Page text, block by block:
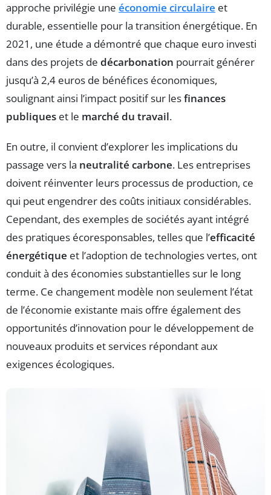
approche privilégie une économie circulaire et
durable, essentielle pour la transition énergétique. En
2021, une étude a démontré que chaque euro investi
dans des projets de décarbonation pourrait générer
jusqu’à 2,4 euros de bénéfices économiques,
soulignant ainsi l’impact positif sur lesfinances
publiques et le marché du travail.
En outre, il convient d’explorer les implications du
passage vers la neutralité carbone. Les entreprises
doivent réinventer leurs processus de production, ce
qui peut engendrer des coûts initiaux considérables.
Cependant, des exemples de sociétés ayant intégré
des pratiques écoresponsables, telles que l’efficacité
énergétique et l’adoption de technologies vertes, ont
conduit à des économies substantielles sur le long
terme. Ce changement modèle non seulement l’état
de l’économie existante mais offre également des
opportunités d’innovation pour le développement de
nouveaux produits et services répondant aux
exigences écologiques.